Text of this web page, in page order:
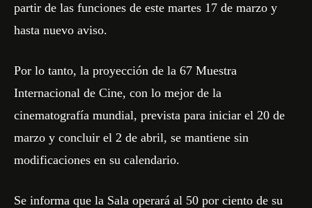
partir de las funciones de este martes 17 de marzo y
hasta nuevo aviso.
Por lo tanto, la proyección de la 67 Muestra
Internacional de Cine, con lo mejor de la
cinematografía mundial, prevista para iniciar el 20 de
marzo y concluir el 2 de abril, se mantiene sin
modificaciones en su calendario.
Se informa que la Sala operará al 50 por ciento de su